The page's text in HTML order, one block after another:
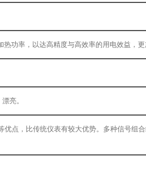
功率，以达高精度与高效率的用电效益，更
亮。
点，比传统仪表有较大优势。多种信号组合